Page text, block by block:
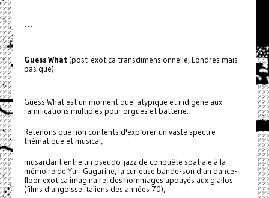
---
Guess What (post-exotica transdimensionnelle, Londres mais
pas que)
Guess What est un moment duel atypique et indigène aux
ramifications multiples pour orgues et batterie.
Retenons que non contents d'explorer un vaste spectre
thématique et musical,
musardant entre un pseudo-jazz de conquête spatiale à la
mémoire de Yuri Gagarine, la curieuse bande-son d'un dance-
floor exotica imaginaire, des hommages appuyés aux giallos
(films d'angoisse italiens des années 70),